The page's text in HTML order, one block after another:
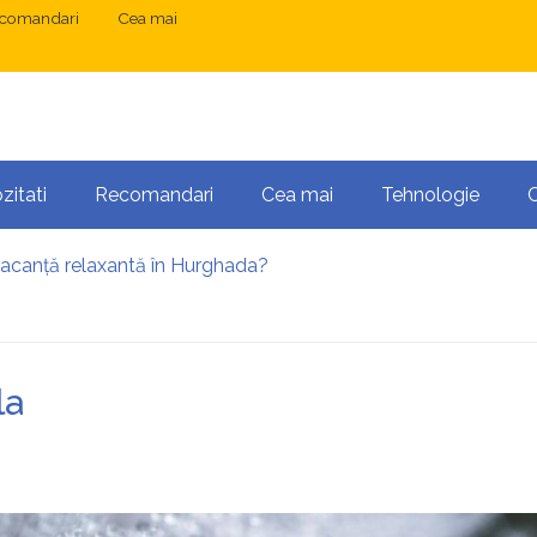
Cea mai
Recomandari Cea mai Tehnologie
relaxantă în Hurghada?
și Mastodon: cum gestionezi mai multe site-uri
operația?